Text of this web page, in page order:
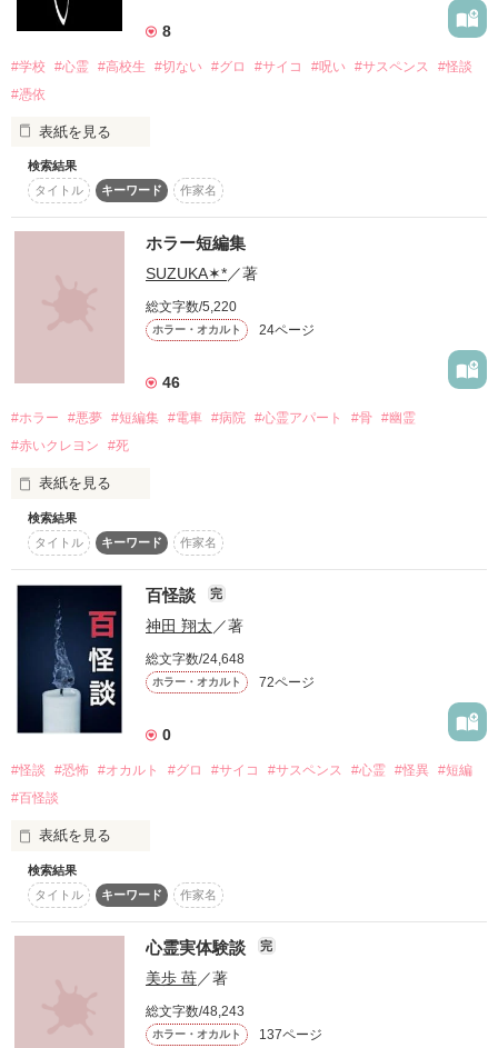
何故か取り壊されなかった古い校舎のエレベーター
主人公はある日忘れ物をして
そんな校舎に１人になってしまい…！？
作品を読む
8
#学校 #心霊 #高校生 #切ない #グロ #サイコ #呪い #サスペンス
#怪談
#憑依
表紙を見る
顔に火傷を負ってから、美澄はすべてが上手くいかなくなり、
彼氏にもフラれ、元彼と付き合い始めた朋子を憎んだ。
そして美澄は思う。
『裏切り者は死ねばいい！』
うウワサがあった。
そのウワサを知っていた咲良と優子は美澄の霊を呼び出した。
恋敵に負けたくない。
そんな些細な気持ちから、悲劇が起きるとも思わずに……。
作品を読む
検索結果
タイトル
キーワード 作家名
ホラー短編集
SUZUKA✶*／著
総文字数/5,220
ホラー・オカルト 24ページ
46
#ホラー #悪夢 #短編集 #電車 #病院 #心霊アパート #骨 #幽霊
#赤いクレヨン
#死
表紙を見る
ゾッとするような怖い話を集めてみました。
※この作品には一部グロテスクな部分があります。
心配な人は読まないで下さい！
自己責任でお願いします…
検索結果
タイトル
キーワード 作家名
百怪談 完
神田 翔太／著
総文字数/24,648
ホラー・オカルト 72ページ
0
#怪談 #恐怖 #オカルト #グロ #サイコ #サスペンス #心霊 #怪異 #短編
#百怪談
表紙を見る
この世は恐怖で満ちている。
私は皆さんに百の怖い物語を伝えたい。
皆さんはまだ幽霊や呪いや怨念を信じていないかもしれませ
でも、それは皆さんの近くに存在しています。
検索結果
タイトル
キーワード 作家名
心霊実体験談 完
美歩 苺／著
総文字数/48,243
ホラー・オカルト 137ページ